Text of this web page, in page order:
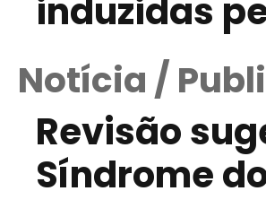
induzidas
Notícia /
Revisão
Síndrome